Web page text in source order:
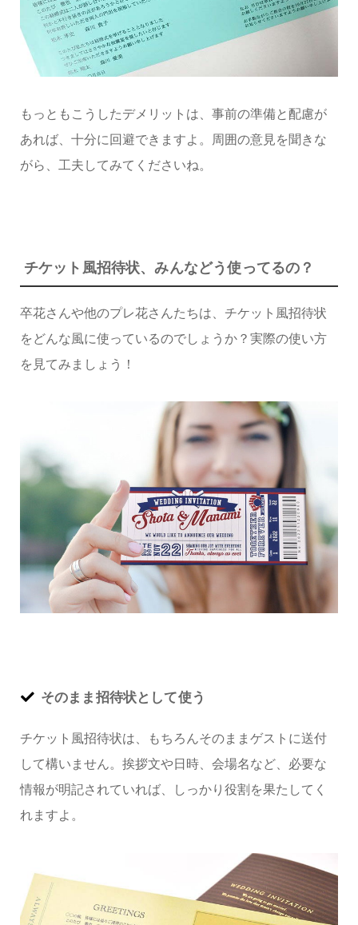
もっともこうしたデメリットは、事前の準備と配慮が
あれば、十分に回避できますよ。周囲の意見を聞きな
がら、工夫してみてくださいね。
チケット風招待状、みんなどう使ってるの？
卒花さんや他のプレ花さんたちは、チケット風招待状
をどんな風に使っているのでしょうか？実際の使い方
を見てみましょう！
そのまま招待状として使う
チケット風招待状は、もちろんそのままゲストに送付
して構いません。挨拶文や日時、会場名など、必要な
情報が明記されていれば、しっかり役割を果たしてく
れますよ。